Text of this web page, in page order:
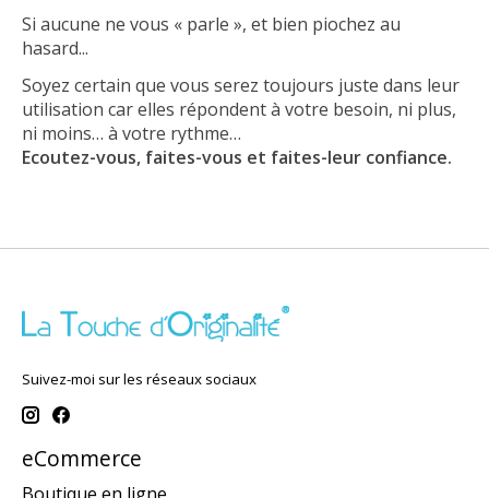
Si aucune ne vous « parle », et bien piochez au
hasard...
Soyez certain que vous serez toujours juste dans leur
utilisation car elles répondent à votre besoin, ni plus,
ni moins… à votre rythme…
Ecoutez-vous, faites-vous et faites-leur confiance.
Suivez-moi sur les réseaux sociaux
eCommerce